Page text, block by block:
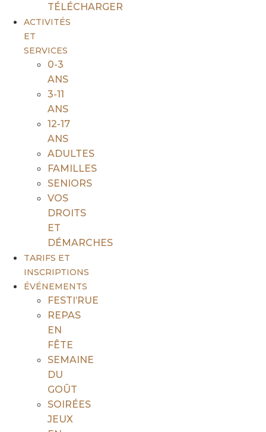
TÉLÉCHARGER
ACTIVITÉS
ET
SERVICES
0-3
ANS
3-11
ANS
12-17
ANS
ADULTES
FAMILLES
SENIORS
VOS
DROITS
ET
DÉMARCHES
TARIFS ET
INSCRIPTIONS
ÉVÉNEMENTS
FESTI’RUE
REPAS
EN
FÊTE
SEMAINE
DU
GOÛT
SOIRÉES
JEUX